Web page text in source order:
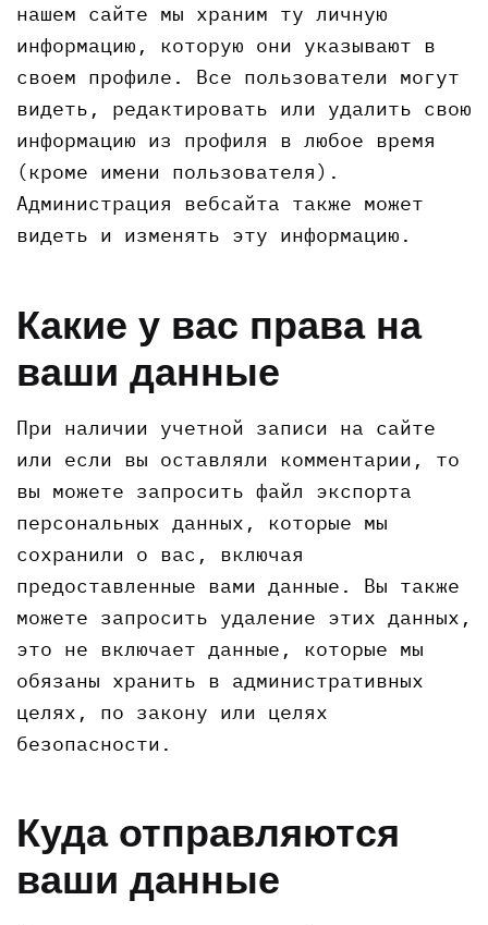
нашем сайте мы храним ту личную
информацию, которую они указывают в
своем профиле. Все пользователи могут
видеть, редактировать или удалить свою
информацию из профиля в любое время
(кроме имени пользователя).
Администрация вебсайта также может
видеть и изменять эту информацию.
Какие у вас права на
ваши данные
При наличии учетной записи на сайте
или если вы оставляли комментарии, то
вы можете запросить файл экспорта
персональных данных, которые мы
сохранили о вас, включая
предоставленные вами данные. Вы также
можете запросить удаление этих данных,
это не включает данные, которые мы
обязаны хранить в административных
целях, по закону или целях
безопасности.
Куда отправляются
ваши данные